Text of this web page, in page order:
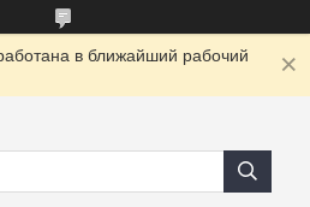
в ближайший рабочий